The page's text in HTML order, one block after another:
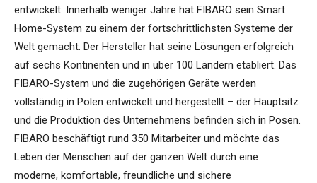
entwickelt. Innerhalb weniger Jahre hat FIBARO sein Smart
Home-System zu einem der fortschrittlichsten Systeme der
Welt gemacht. Der Hersteller hat seine Lösungen erfolgreich
auf sechs Kontinenten und in über 100 Ländern etabliert. Das
FIBARO-System und die zugehörigen Geräte werden
vollständig in Polen entwickelt und hergestellt – der Hauptsitz
und die Produktion des Unternehmens befinden sich in Posen.
FIBARO beschäftigt rund 350 Mitarbeiter und möchte das
Leben der Menschen auf der ganzen Welt durch eine
moderne, komfortable, freundliche und sichere